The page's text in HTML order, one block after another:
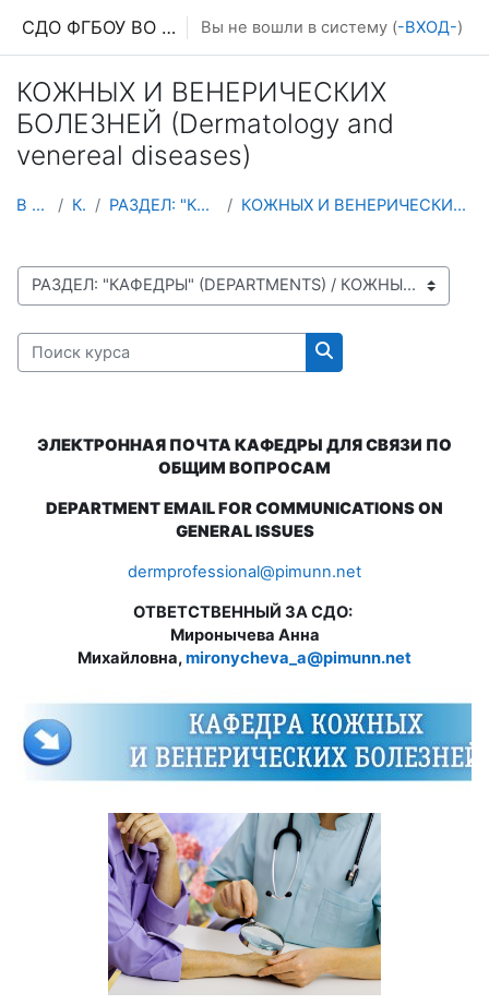
СДО ФГБОУ ВО ПИМУ МЗ РФ Вы не вошли в систему (-ВХОД-)
КОЖНЫХ И ВЕНЕРИЧЕСКИХ
БОЛЕЗНЕЙ (Dermatology and
venereal diseases)
В НАЧАЛО КУРСЫ РАЗДЕЛ: "КАФЕДРЫ" (DEPARTMENTS) КОЖНЫХ И ВЕНЕРИЧЕСКИХ БОЛЕЗНЕЙ (Dermatology and venereal diseases)
СПИСОК ДОСТУПНЫХ КАФЕДР И ТЕСТОВ
Поиск курса
Поиск курса
ЭЛЕКТРОННАЯ ПОЧТА КАФЕДРЫ ДЛЯ СВЯЗИ ПО
ОБЩИМ ВОПРОСАМ
DEPARTMENT EMAIL FOR COMMUNICATIONS ON
GENERAL ISSUES
dermprofessional@pimunn.net
ОТВЕТСТВЕННЫЙ ЗА СДО:
Миронычева Анна
Михайловна,mironycheva_a@pimunn.net